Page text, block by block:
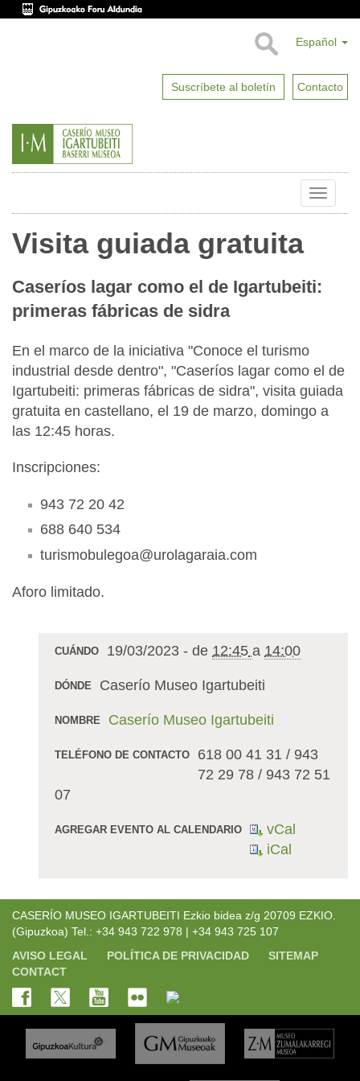
Español
Suscríbete al boletín Contacto
Toggle
Visita guiada gratuita
Caseríos lagar como el de Igartubeiti:
primeras fábricas de sidra
En el marco de la iniciativa "Conoce el turismo
industrial desde dentro", "Caseríos lagar como el de
Igartubeiti: primeras fábricas de sidra", visita guiada
gratuita en castellano, el 19 de marzo, domingo a
las 12:45 horas.
Inscripciones:
943 72 20 42
688 640 534
turismobulegoa@urolagaraia.com
Aforo limitado.
CUÁNDO 19/03/2023 - de 12:45 a 14:00
DÓNDE Caserío Museo Igartubeiti
NOMBRE Caserío Museo Igartubeiti
TELÉFONO DE CONTACTO
618 00 41 31 / 943
72 29 78 / 943 72 51
07
AGREGAR EVENTO AL CALENDARIO
vCal
iCal
CASERÍO MUSEO IGARTUBEITI Ezkio bidea z/g 20709 EZKIO.
(Gipuzkoa) Tel.: +34 943 722 978 | +34 943 725 107
AVISO LEGAL
POLÍTICA DE PRIVACIDAD
SITEMAP
CONTACT